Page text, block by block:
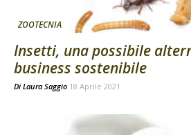
ZOOTECNIA
Insetti, una possibile
business sostenibile
Di Laura Saggio 18 Aprile 2021